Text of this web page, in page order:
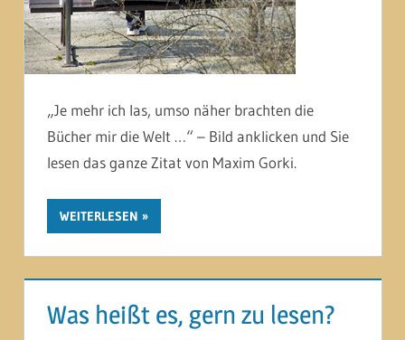
„Je mehr ich las, umso näher brachten die
Bücher mir die Welt …“ – Bild anklicken und Sie
lesen das ganze Zitat von Maxim Gorki.
WEITERLESEN
Was heißt es, gern zu lesen?